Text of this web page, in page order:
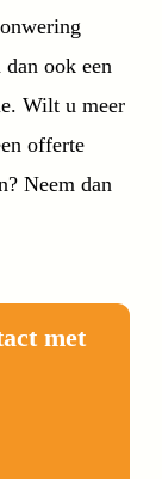
ook een
Wilt u meer
offerte
Neem dan
met